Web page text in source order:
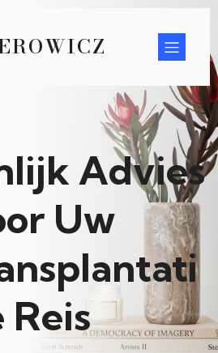
Advies
Uw
Reis